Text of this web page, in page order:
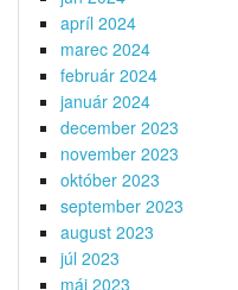
apríl 2024
marec 2024
február 2024
január 2024
december 2023
november 2023
október 2023
september 2023
august 2023
júl 2023
máj 2023